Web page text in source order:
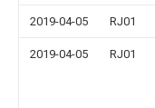
2019-04-05 RJ01
2019-04-05 RJ01